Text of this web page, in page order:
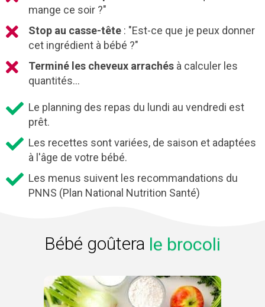
mange ce soir ?"
Stop au casse-tête: "Est-ce que je peux donner
cet ingrédient à bébé ?"
Terminé les cheveux arrachésà calculer les
quantités...
Le planning des repas du lundi au vendredi est
prêt.
Les recettes sont variées, de saison et adaptées
à l'âge de votre bébé.
Les menus suivent les recommandations du
PNNS (Plan National Nutrition Santé)
Bébé goûtera les blettes